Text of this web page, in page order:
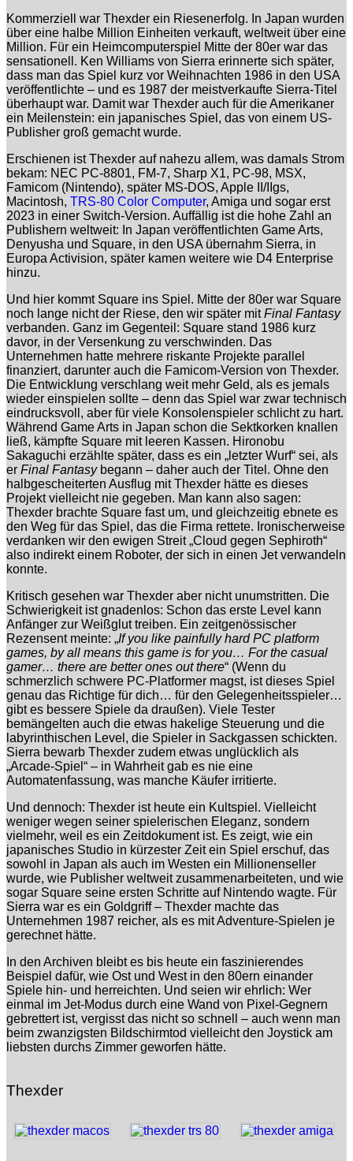
Kommerziell war Thexder ein Riesenerfolg. In Japan wurden
über eine halbe Million Einheiten verkauft, weltweit über eine
Million. Für ein Heimcomputerspiel Mitte der 80er war das
sensationell. Ken Williams von Sierra erinnerte sich später,
dass man das Spiel kurz vor Weihnachten 1986 in den USA
veröffentlichte – und es 1987 der meistverkaufte Sierra-Titel
überhaupt war. Damit war Thexder auch für die Amerikaner
ein Meilenstein: ein japanisches Spiel, das von einem US-
Publisher groß gemacht wurde.
Erschienen ist Thexder auf nahezu allem, was damals Strom
bekam: NEC PC-8801, FM-7, Sharp X1, PC-98, MSX,
Famicom (Nintendo), später MS-DOS, Apple II/IIgs,
Macintosh, TRS-80 Color Computer, Amiga und sogar erst
2023 in einer Switch-Version. Auffällig ist die hohe Zahl an
Publishern weltweit: In Japan veröffentlichten Game Arts,
Denyusha und Square, in den USA übernahm Sierra, in
Europa Activision, später kamen weitere wie D4 Enterprise
hinzu.
Und hier kommt Square ins Spiel. Mitte der 80er war Square
noch lange nicht der Riese, den wir später mitFinal Fantasy
verbanden. Ganz im Gegenteil: Square stand 1986 kurz
davor, in der Versenkung zu verschwinden. Das
Unternehmen hatte mehrere riskante Projekte parallel
finanziert, darunter auch die Famicom-Version von Thexder.
Die Entwicklung verschlang weit mehr Geld, als es jemals
wieder einspielen sollte – denn das Spiel war zwar technisch
eindrucksvoll, aber für viele Konsolenspieler schlicht zu hart.
Während Game Arts in Japan schon die Sektkorken knallen
ließ, kämpfte Square mit leeren Kassen. Hironobu
Sakaguchi erzählte später, dass es ein „letzter Wurf“ sei, als
er Final Fantasybegann – daher auch der Titel. Ohne den
halbgescheiterten Ausflug mit Thexder hätte es dieses
Projekt vielleicht nie gegeben. Man kann also sagen:
Thexder brachte Square fast um, und gleichzeitig ebnete es
den Weg für das Spiel, das die Firma rettete. Ironischerweise
verdanken wir den ewigen Streit „Cloud gegen Sephiroth“
also indirekt einem Roboter, der sich in einen Jet verwandeln
konnte.
Kritisch gesehen war Thexder aber nicht unumstritten. Die
Schwierigkeit ist gnadenlos: Schon das erste Level kann
Anfänger zur Weißglut treiben. Ein zeitgenössischer
Rezensent meinte: „If you like painfully hard PC platform
games, by all means this game is for you… For the casual
gamer… there are better ones out there“ (Wenn du
schmerzlich schwere PC-Platformer magst, ist dieses Spiel
genau das Richtige für dich… für den Gelegenheitsspieler…
gibt es bessere Spiele da draußen). Viele Tester
bemängelten auch die etwas hakelige Steuerung und die
labyrinthischen Level, die Spieler in Sackgassen schickten.
Sierra bewarb Thexder zudem etwas unglücklich als
„Arcade-Spiel“ – in Wahrheit gab es nie eine
Automatenfassung, was manche Käufer irritierte.
Und dennoch: Thexder ist heute ein Kultspiel. Vielleicht
weniger wegen seiner spielerischen Eleganz, sondern
vielmehr, weil es ein Zeitdokument ist. Es zeigt, wie ein
japanisches Studio in kürzester Zeit ein Spiel erschuf, das
sowohl in Japan als auch im Westen ein Millionenseller
wurde, wie Publisher weltweit zusammenarbeiteten, und wie
sogar Square seine ersten Schritte auf Nintendo wagte. Für
Sierra war es ein Goldgriff – Thexder machte das
Unternehmen 1987 reicher, als es mit Adventure-Spielen je
gerechnet hätte.
In den Archiven bleibt es bis heute ein faszinierendes
Beispiel dafür, wie Ost und West in den 80ern einander
Spiele hin- und herreichten. Und seien wir ehrlich: Wer
einmal im Jet-Modus durch eine Wand von Pixel-Gegnern
gebrettert ist, vergisst das nicht so schnell – auch wenn man
beim zwanzigsten Bildschirmtod vielleicht den Joystick am
liebsten durchs Zimmer geworfen hätte.
Thexder